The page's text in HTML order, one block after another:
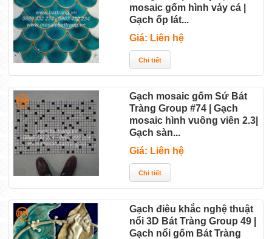
mosaic gốm hình vảy cá |
Gạch ốp lát...
Giá: Liên hệ
Gạch mosaic gốm Sứ Bát
Tràng Group #74 | Gạch
mosaic hình vuông viên 2.3|
Gạch sàn...
Giá: Liên hệ
Gạch điêu khắc nghệ thuật
nổi 3D Bát Tràng Group 49 |
Gạch nổi gốm Bát Tràng